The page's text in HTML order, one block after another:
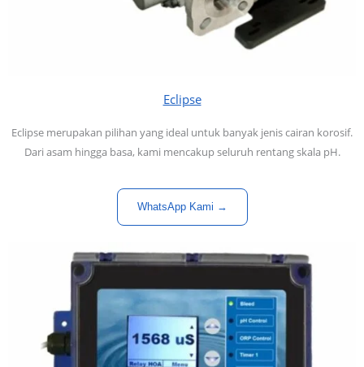
Eclipse
Eclipse merupakan pilihan yang ideal untuk banyak jenis cairan korosif.
Dari asam hingga basa, kami mencakup seluruh rentang skala pH.
WhatsApp Kami →